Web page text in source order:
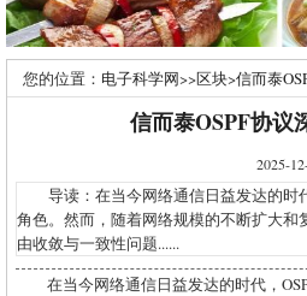
您的位置： 电子科学网>>区块>信而泰
信而泰OSPF协议
2025-
导读：在当今网络通信日益发达的时
角色。然而，随着网络规模的不断扩大和
由收敛与一致性问题......
在当今网络通信日益发达的时代，